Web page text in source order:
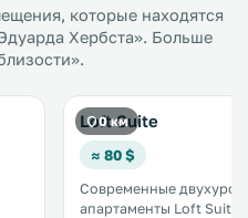
которые находятся
Хербста». Больше
0 км
Loft Suite
≈ 80 $
Современные
апартаменты Loft Suite